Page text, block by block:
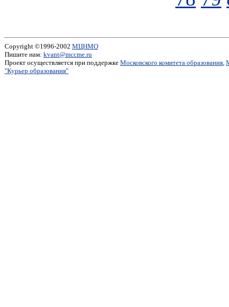
Copyright ©1996-2002 МЦНМО
Пишите нам: kvant@mccme.ru
Проект осуществляется при поддержке Московского комитета образования,
"Курьер образования"